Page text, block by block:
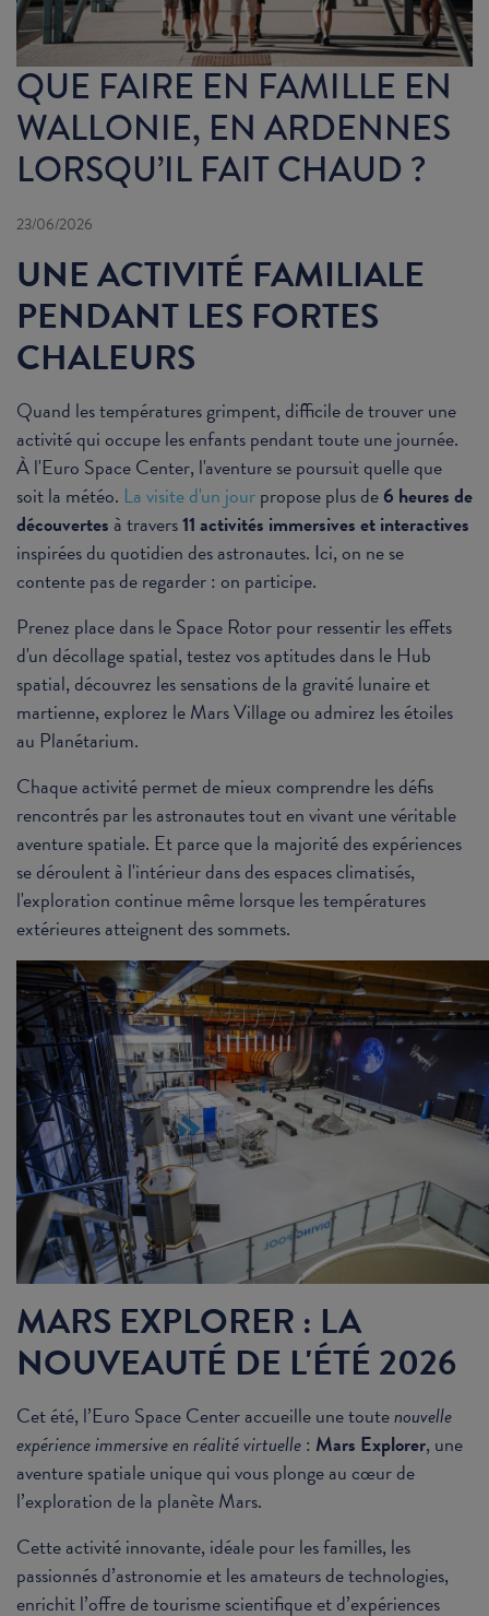
QUE FAIRE EN FAMILLE EN
WALLONIE, EN ARDENNES
LORSQU’IL FAIT CHAUD ?
23/06/2026
UNE ACTIVITÉ FAMILIALE
PENDANT LES FORTES
CHALEURS
Quand les températures grimpent, difficile de trouver une
activité qui occupe les enfants pendant toute une journée.
À l'Euro Space Center, l'aventure se poursuit quelle que
soit la météo. La visite d'un jourpropose plus de6 heures de
découvertes à travers11 activités immersives et interactives
inspirées du quotidien des astronautes. Ici, on ne se
contente pas de regarder : on participe.
Prenez place dans le Space Rotor pour ressentir les effets
d'un décollage spatial, testez vos aptitudes dans le Hub
spatial, découvrez les sensations de la gravité lunaire et
martienne, explorez le Mars Village ou admirez les étoiles
au Planétarium.
Chaque activité permet de mieux comprendre les défis
rencontrés par les astronautes tout en vivant une véritable
aventure spatiale. Et parce que la majorité des expériences
se déroulent à l'intérieur dans des espaces climatisés,
l'exploration continue même lorsque les températures
extérieures atteignent des sommets.
MARS EXPLORER : LA
NOUVEAUTÉ DE L'ÉTÉ 2026
Cet été, l’Euro Space Center accueille une toutenouvelle
expérience immersive en réalité virtuelle: Mars Explorer, une
aventure spatiale unique qui vous plonge au cœur de
l’exploration de la planète Mars.
Cette activité innovante, idéale pour les familles, les
passionnés d’astronomie et les amateurs de technologies,
enrichit l’offre de tourisme scientifique et d’expériences